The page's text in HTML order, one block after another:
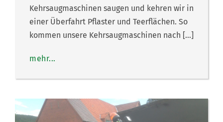
Kehrsaugmaschinen saugen und kehren wir in
einer Überfahrt Pflaster und Teerflächen. So
kommen unsere Kehrsaugmaschinen nach […]
mehr...